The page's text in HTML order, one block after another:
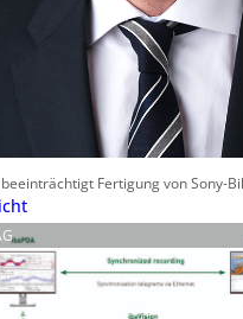
Fertigung von Sony-